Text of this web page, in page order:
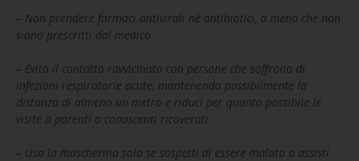
– Non prendere farmaci antivirali né antibiotici, a meno che non
siano prescritti dal medico
– Evita il contatto ravvicinato con persone che soffrono di
infezioni respiratorie acute, mantenendo possibilmente la
distanza di almeno un metro e riduci per quanto possibile le
visite a parenti o conoscenti ricoverati
– Usa la mascherina solo se sospetti di essere malato o assisti